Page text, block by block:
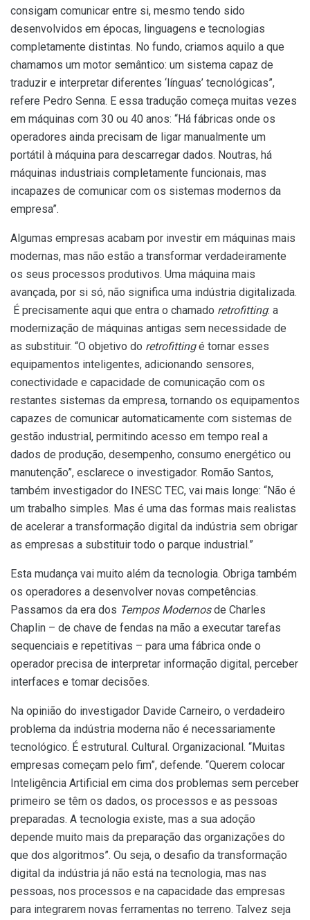
consigam comunicar entre si, mesmo tendo sido
desenvolvidos em épocas, linguagens e tecnologias
completamente distintas. No fundo, criamos aquilo a que
chamamos um motor semântico: um sistema capaz de
traduzir e interpretar diferentes ‘línguas’ tecnológicas”,
refere Pedro Senna. E essa tradução começa muitas vezes
em máquinas com 30 ou 40 anos: “Há fábricas onde os
operadores ainda precisam de ligar manualmente um
portátil à máquina para descarregar dados. Noutras, há
máquinas industriais completamente funcionais, mas
incapazes de comunicar com os sistemas modernos da
empresa”.
Algumas empresas acabam por investir em máquinas mais
modernas, mas não estão a transformar verdadeiramente
os seus processos produtivos. Uma máquina mais
avançada, por si só, não significa uma indústria digitalizada.
É precisamente aqui que entra o chamado retrofitting: a
modernização de máquinas antigas sem necessidade de
as substituir. “O objetivo do retrofittingé tornar esses
equipamentos inteligentes, adicionando sensores,
conectividade e capacidade de comunicação com os
restantes sistemas da empresa, tornando os equipamentos
capazes de comunicar automaticamente com sistemas de
gestão industrial, permitindo acesso em tempo real a
dados de produção, desempenho, consumo energético ou
manutenção”, esclarece o investigador. Romão Santos,
também investigador do INESC TEC, vai mais longe: “Não é
um trabalho simples. Mas é uma das formas mais realistas
de acelerar a transformação digital da indústria sem obrigar
as empresas a substituir todo o parque industrial.”
Esta mudança vai muito além da tecnologia. Obriga também
os operadores a desenvolver novas competências.
Passamos da era dos Tempos Modernosde Charles
Chaplin – de chave de fendas na mão a executar tarefas
sequenciais e repetitivas – para uma fábrica onde o
operador precisa de interpretar informação digital, perceber
interfaces e tomar decisões.
Na opinião do investigador Davide Carneiro, o verdadeiro
problema da indústria moderna não é necessariamente
tecnológico. É estrutural. Cultural. Organizacional. “Muitas
empresas começam pelo fim”, defende. “Querem colocar
Inteligência Artificial em cima dos problemas sem perceber
primeiro se têm os dados, os processos e as pessoas
preparadas. A tecnologia existe, mas a sua adoção
depende muito mais da preparação das organizações do
que dos algoritmos”. Ou seja, o desafio da transformação
digital da indústria já não está na tecnologia, mas nas
pessoas, nos processos e na capacidade das empresas
para integrarem novas ferramentas no terreno. Talvez seja